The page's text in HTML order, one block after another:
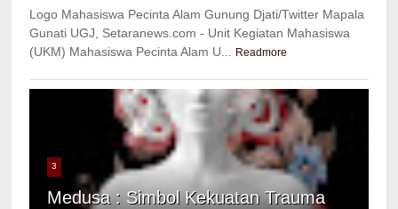
Logo Mahasiswa Pecinta Alam Gunung Djati/Twitter Mapala
Gunati UGJ, Setaranews.com - Unit Kegiatan Mahasiswa
(UKM) Mahasiswa Pecinta Alam U...
Readmore
3
Medusa : Simbol Kekuatan Trauma